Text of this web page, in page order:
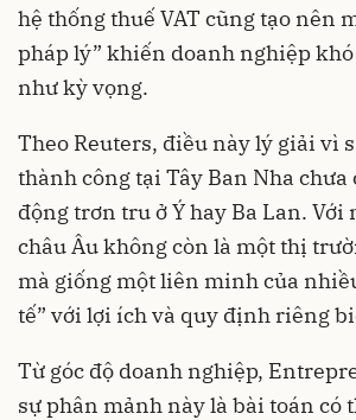
hệ thống thuế VAT cũng tạo nên
pháp lý” khiến doanh nghiệp
như kỳ vọng.
Theo Reuters, điều này lý giải vì
thành công tại Tây Ban Nha chưa
động trơn tru ở Ý hay Ba Lan. Với
châu Âu không còn là một thị
mà giống một liên minh của
tế” với lợi ích và quy định riêng
Từ góc độ doanh nghiệp,
sự phân mảnh này là bài toán có